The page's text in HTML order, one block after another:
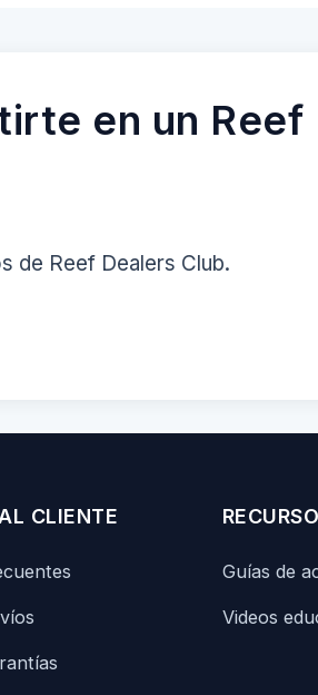
en un Reef
de Reef Dealers Club.
CLIENTE
Guías de
Videos